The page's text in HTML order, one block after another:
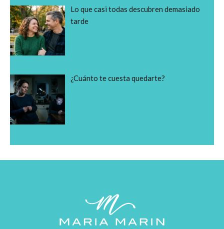
Lo que casi todas descubren demasiado
tarde
¿Cuánto te cuesta quedarte?